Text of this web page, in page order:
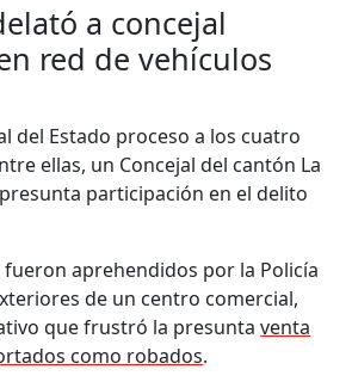
a concejal
red de vehículos
del Estado proceso a los cuatro
ellas, un Concejal del cantón La
participación en el delito
fueron aprehendidos por la Policía
de un centro comercial,
que frustró la presuntaventa
como robados.